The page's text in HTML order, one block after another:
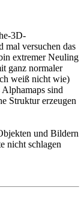
3D-
mal versuchen das
extremer Neuling
ganz normaler
weiß nicht wie)
sind
Struktur erzeugen
und Bildern
nicht schlagen